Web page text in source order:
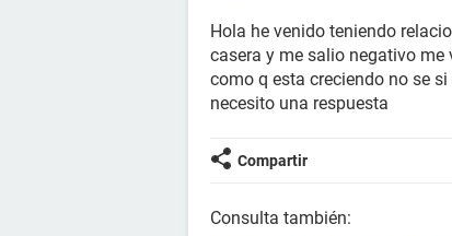
Hola he venido teniendo
casera y me salio negativo
como q esta creciendo no se
necesito una respuesta
Compartir
Consulta también: